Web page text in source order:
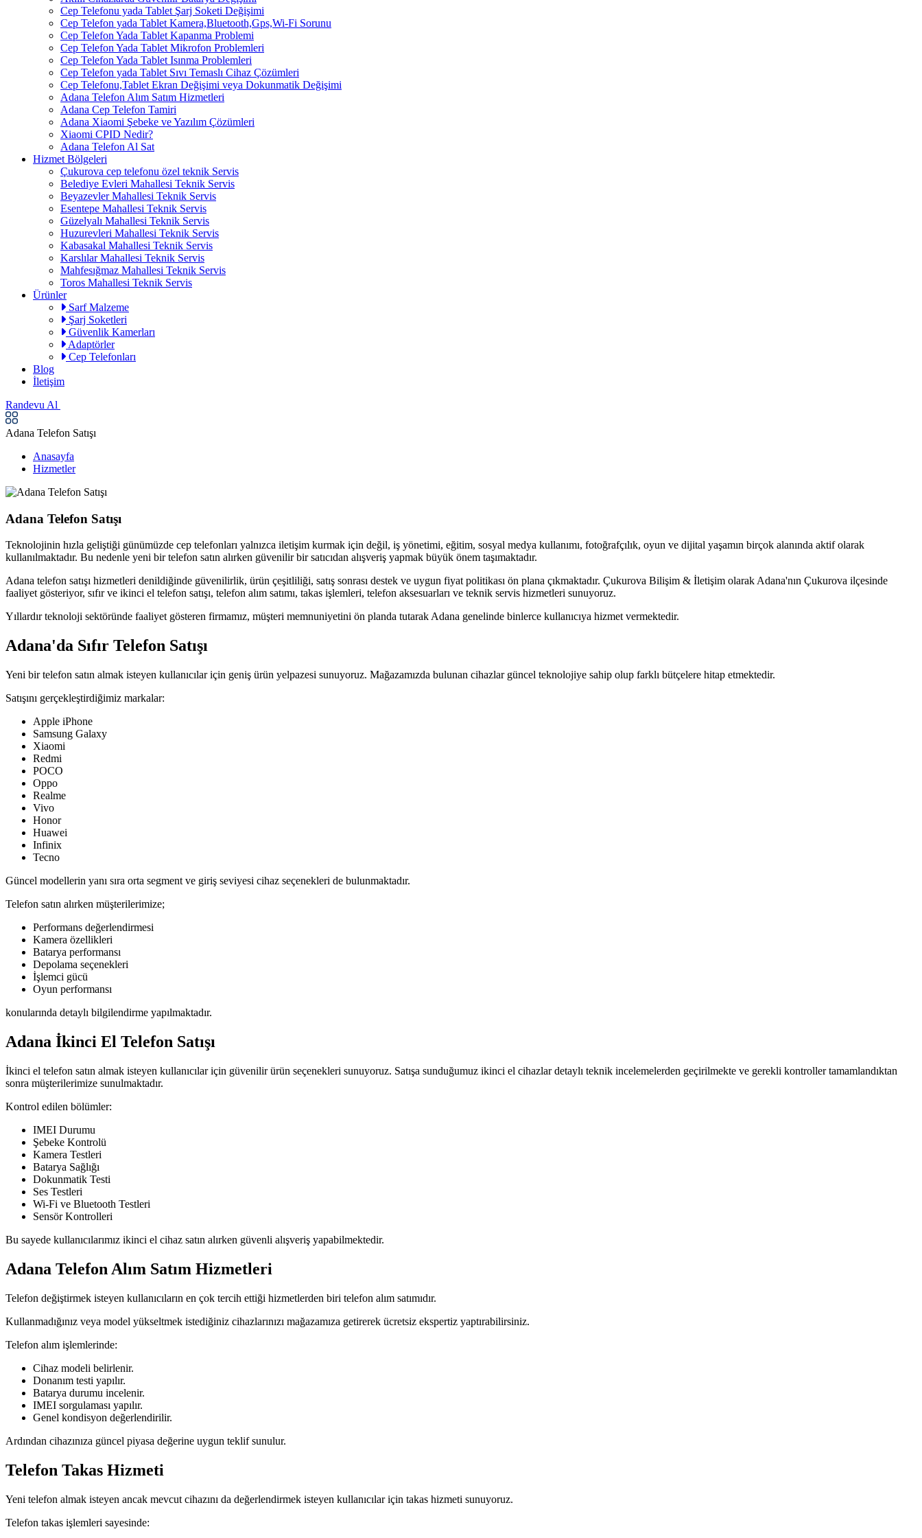
Cep Telefonu yada Tablet Şarj Soketi Değişimi
Cep Telefon yada Tablet Kamera,Bluetooth,Gps,Wi-Fi Sorunu
Cep Telefon Yada Tablet Kapanma Problemi
Cep Telefon Yada Tablet Mikrofon Problemleri
Cep Telefon Yada Tablet Isınma Problemleri
Cep Telefon yada Tablet Sıvı Temaslı Cihaz Çözümleri
Cep Telefonu,Tablet Ekran Değişimi veya Dokunmatik Değişimi
Adana Telefon Alım Satım Hizmetleri
Adana Cep Telefon Tamiri
Adana Xiaomi Şebeke ve Yazılım Çözümleri
Xiaomi CPID Nedir?
Adana Telefon Al Sat
Hizmet Bölgeleri
Çukurova cep telefonu özel teknik Servis
Belediye Evleri Mahallesi Teknik Servis
Beyazevler Mahallesi Teknik Servis
Esentepe Mahallesi Teknik Servis
Güzelyalı Mahallesi Teknik Servis
Huzurevleri Mahallesi Teknik Servis
Kabasakal Mahallesi Teknik Servis
Karslılar Mahallesi Teknik Servis
Mahfesığmaz Mahallesi Teknik Servis
Toros Mahallesi Teknik Servis
Ürünler
Sarf Malzeme
Şarj Soketleri
Güvenlik Kamerları
Adaptörler
Cep Telefonları
Blog
İletişim
Randevu Al
Adana Telefon Satışı
Anasayfa
Hizmetler
Adana Telefon Satışı
Teknolojinin hızla geliştiği günümüzde cep telefonları yalnızca iletişim kurmak için değil, iş yönetimi, eğitim, sosyal medya kullanımı, fotoğrafçılık, oyun ve dijital yaşamın birçok alanında aktif olarak
kullanılmaktadır. Bu nedenle yeni bir telefon satın alırken güvenilir bir satıcıdan alışveriş yapmak büyük önem taşımaktadır.
Adana telefon satışı hizmetleri denildiğinde güvenilirlik, ürün çeşitliliği, satış sonrası destek ve uygun fiyat politikası ön plana çıkmaktadır. Çukurova Bilişim & İletişim olarak Adana'nın Çukurova ilçesinde
faaliyet gösteriyor, sıfır ve ikinci el telefon satışı, telefon alım satımı, takas işlemleri, telefon aksesuarları ve teknik servis hizmetleri sunuyoruz.
Yıllardır teknoloji sektöründe faaliyet gösteren firmamız, müşteri memnuniyetini ön planda tutarak Adana genelinde binlerce kullanıcıya hizmet vermektedir.
Adana'da Sıfır Telefon Satışı
Yeni bir telefon satın almak isteyen kullanıcılar için geniş ürün yelpazesi sunuyoruz. Mağazamızda bulunan cihazlar güncel teknolojiye sahip olup farklı bütçelere hitap etmektedir.
Satışını gerçekleştirdiğimiz markalar:
Apple iPhone
Samsung Galaxy
Xiaomi
Redmi
POCO
Oppo
Realme
Vivo
Honor
Huawei
Infinix
Tecno
Güncel modellerin yanı sıra orta segment ve giriş seviyesi cihaz seçenekleri de bulunmaktadır.
Telefon satın alırken müşterilerimize;
Performans değerlendirmesi
Kamera özellikleri
Batarya performansı
Depolama seçenekleri
İşlemci gücü
Oyun performansı
konularında detaylı bilgilendirme yapılmaktadır.
Adana İkinci El Telefon Satışı
İkinci el telefon satın almak isteyen kullanıcılar için güvenilir ürün seçenekleri sunuyoruz. Satışa sunduğumuz ikinci el cihazlar detaylı teknik incelemelerden geçirilmekte ve gerekli kontroller tamamlandıktan
sonra müşterilerimize sunulmaktadır.
Kontrol edilen bölümler:
IMEI Durumu
Şebeke Kontrolü
Kamera Testleri
Batarya Sağlığı
Dokunmatik Testi
Ses Testleri
Wi-Fi ve Bluetooth Testleri
Sensör Kontrolleri
Bu sayede kullanıcılarımız ikinci el cihaz satın alırken güvenli alışveriş yapabilmektedir.
Adana Telefon Alım Satım Hizmetleri
Telefon değiştirmek isteyen kullanıcıların en çok tercih ettiği hizmetlerden biri telefon alım satımıdır.
Kullanmadığınız veya model yükseltmek istediğiniz cihazlarınızı mağazamıza getirerek ücretsiz ekspertiz yaptırabilirsiniz.
Telefon alım işlemlerinde:
Cihaz modeli belirlenir.
Donanım testi yapılır.
Batarya durumu incelenir.
IMEI sorgulaması yapılır.
Genel kondisyon değerlendirilir.
Ardından cihazınıza güncel piyasa değerine uygun teklif sunulur.
Telefon Takas Hizmeti
Yeni telefon almak isteyen ancak mevcut cihazını da değerlendirmek isteyen kullanıcılar için takas hizmeti sunuyoruz.
Telefon takas işlemleri sayesinde: